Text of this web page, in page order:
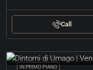
Call
IN PRIMO PIANO